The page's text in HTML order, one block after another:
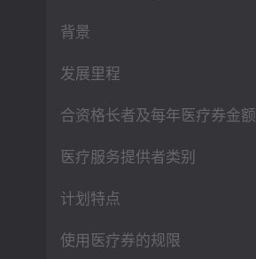
背景
发展里程
合资格长者及每年医疗券金额
医疗服务提供者类别
计划特点
使用医疗券的规限